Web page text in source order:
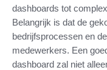
dashboards tot
Belangrijk is dat de
bedrijfsprocessen en
medewerkers. Een
dashboard zal niet